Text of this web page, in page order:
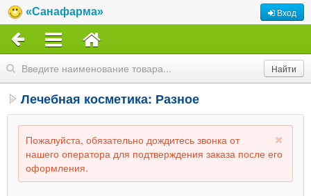
«Санафарма» Вход
Лечебная косметика: Разное
Пожалуйста, обязательно дождитесь звонка от
нашего оператора для подтверждения заказа после его
оформления.